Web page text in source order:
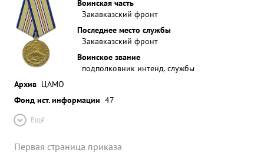
Воинская часть
Закавказский фронт
Последнее место службы
Закавказский фронт
Воинское звание
подполковник интенд. службы
Архив ЦАМО
Фонд ист. информации 47
Ещё
Первая страница приказа